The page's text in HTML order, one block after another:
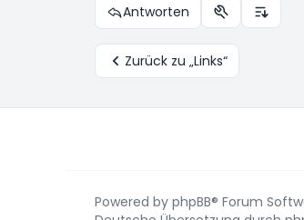
Antworten Themen-
Zurück zu „Links“
Powered by phpBB® Forum